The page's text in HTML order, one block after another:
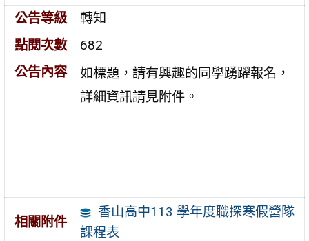
公告等級
轉知
點閱次數
682
公告內容
如標題，請有興趣的同學踴躍報名，
詳細資訊請見附件。
相關附件
香山高中113 學年度職探寒假營隊
課程表